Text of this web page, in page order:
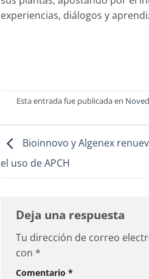
experiencias, diálogos y
Esta entrada fue publicada en
Bioinnovo y Algenex
el uso de APCH
Deja una respuesta
Tu dirección de correo
con *
Comentario *